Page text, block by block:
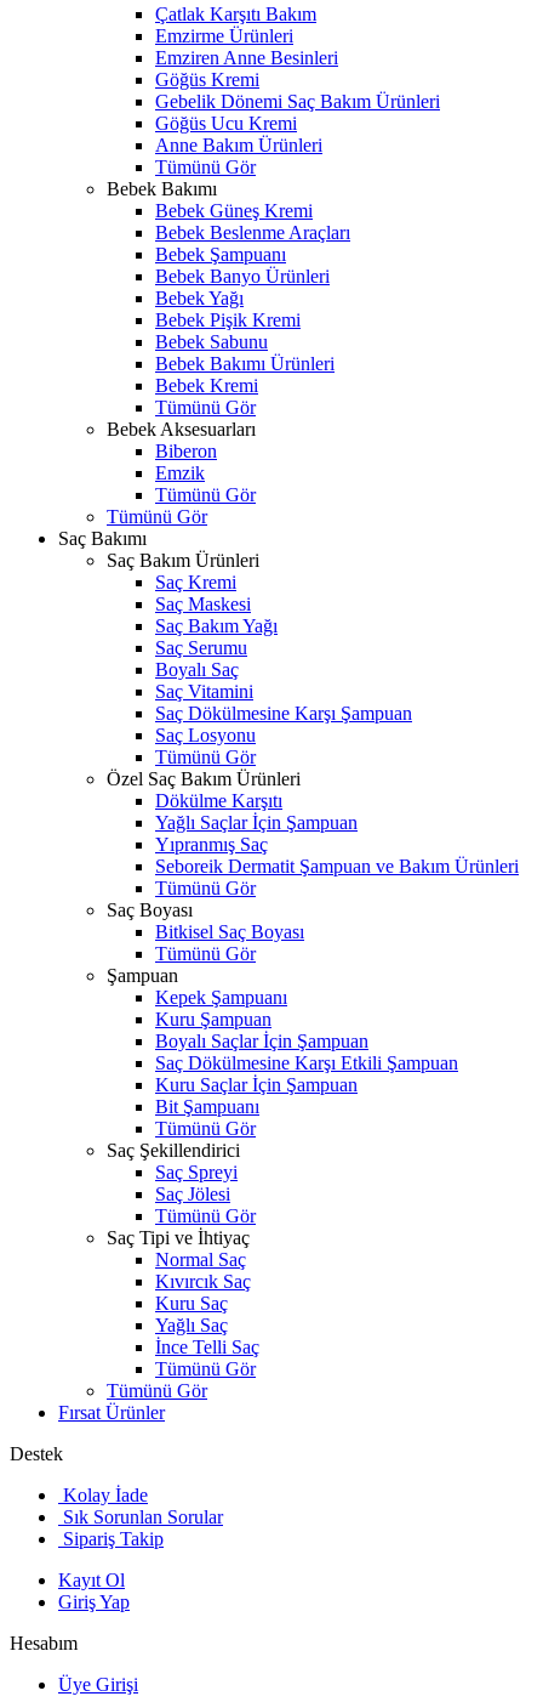
Çatlak Karşıtı Bakım
Emzirme Ürünleri
Emziren Anne Besinleri
Göğüs Kremi
Gebelik Dönemi Saç Bakım Ürünleri
Göğüs Ucu Kremi
Anne Bakım Ürünleri
Tümünü Gör
Bebek Bakımı
Bebek Güneş Kremi
Bebek Beslenme Araçları
Bebek Şampuanı
Bebek Banyo Ürünleri
Bebek Yağı
Bebek Pişik Kremi
Bebek Sabunu
Bebek Bakımı Ürünleri
Bebek Kremi
Tümünü Gör
Bebek Aksesuarları
Biberon
Emzik
Tümünü Gör
Tümünü Gör
Saç Bakımı
Saç Bakım Ürünleri
Saç Kremi
Saç Maskesi
Saç Bakım Yağı
Saç Serumu
Boyalı Saç
Saç Vitamini
Saç Dökülmesine Karşı Şampuan
Saç Losyonu
Tümünü Gör
Özel Saç Bakım Ürünleri
Dökülme Karşıtı
Yağlı Saçlar İçin Şampuan
Yıpranmış Saç
Seboreik Dermatit Şampuan ve Bakım Ürünleri
Tümünü Gör
Saç Boyası
Bitkisel Saç Boyası
Tümünü Gör
Şampuan
Kepek Şampuanı
Kuru Şampuan
Boyalı Saçlar İçin Şampuan
Saç Dökülmesine Karşı Etkili Şampuan
Kuru Saçlar İçin Şampuan
Bit Şampuanı
Tümünü Gör
Saç Şekillendirici
Saç Spreyi
Saç Jölesi
Tümünü Gör
Saç Tipi ve İhtiyaç
Normal Saç
Kıvırcık Saç
Kuru Saç
Yağlı Saç
İnce Telli Saç
Tümünü Gör
Tümünü Gör
Fırsat Ürünler
Destek
Kolay İade
Sık Sorunlan Sorular
Sipariş Takip
Kayıt Ol
Giriş Yap
Hesabım
Üye Girişi